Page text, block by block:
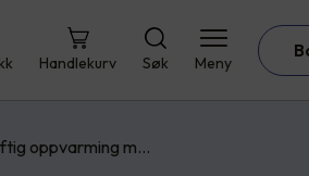
Handlekurv Søk Meny
oppvarming m…